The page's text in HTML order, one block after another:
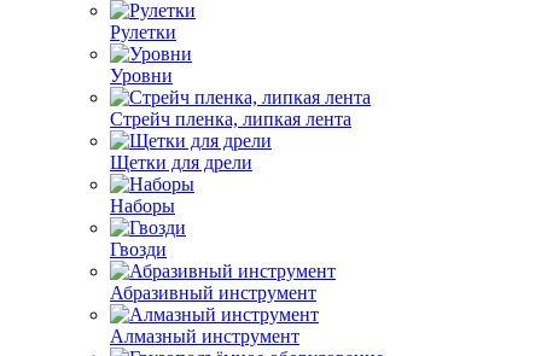
Рулетки
Уровни
Стрейч пленка, липкая лента
Щетки для дрели
Наборы
Гвозди
Абразивный инструмент
Алмазный инструмент